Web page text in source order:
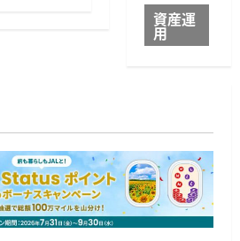
資産運
用